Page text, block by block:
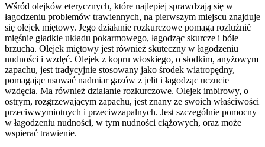
Wśród olejków eterycznych, które najlepiej sprawdzają się w
łagodzeniu problemów trawiennych, na pierwszym miejscu znajduje
się olejek miętowy. Jego działanie rozkurczowe pomaga rozluźnić
mięśnie gładkie układu pokarmowego, łagodząc skurcze i bóle
brzucha. Olejek miętowy jest również skuteczny w łagodzeniu
nudności i wzdęć. Olejek z kopru włoskiego, o słodkim, anyżowym
zapachu, jest tradycyjnie stosowany jako środek wiatropędny,
pomagając usuwać nadmiar gazów z jelit i łagodząc uczucie
wzdęcia. Ma również działanie rozkurczowe. Olejek imbirowy, o
ostrym, rozgrzewającym zapachu, jest znany ze swoich właściwości
przeciwwymiotnych i przeciwzapalnych. Jest szczególnie pomocny
w łagodzeniu nudności, w tym nudności ciążowych, oraz może
wspierać trawienie.